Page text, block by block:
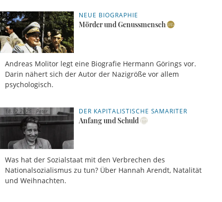
NEUE BIOGRAPHIE
Mörder und Genussmensch
Andreas Molitor legt eine Biografie Hermann Görings vor.
Darin nähert sich der Autor der Nazigröße vor allem
psychologisch.
04.02.2026,
07 Uhr
Urs
Buhlmann
DER KAPITALISTISCHE SAMARITER
Anfang und Schuld
Was hat der Sozialstaat mit den Verbrechen des
Nationalsozialismus zu tun? Über Hannah Arendt, Natalität
und Weihnachten.
18.12.2025,
13 Uhr
Peter
Schallenberg